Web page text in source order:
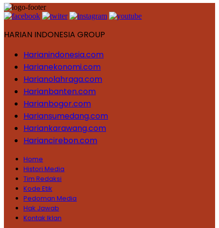
HARIAN INDONESIA GROUP
Harianindonesia.com
Harianekonomi.com
Harianolahraga.com
Harianbanten.com
Harianbogor.com
Hariansumedang.com
Hariankarawang.com
Hariancirebon.com
Home
Histori Media
Tim Redaksi
Kode Etik
Pedoman Media
Hak Jawab
Kontak Iklan